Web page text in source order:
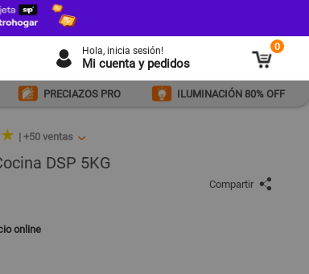
Hola, inicia sesión!
Mi cuenta y pedidos
0
PRECIAZOS PRO ILUMINACIÓN 80% OFF
| +50 ventas
DSP 5KG
Compartir
online